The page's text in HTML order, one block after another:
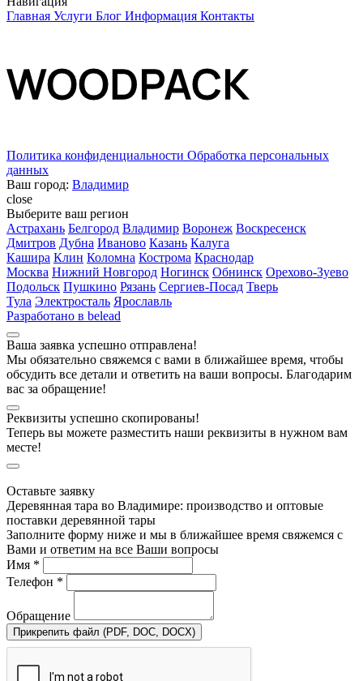
Главная Услуги Блог Информация Контакты
Политика конфиденциальности Обработка персональных
данных
Ваш город: Владимир
close
Выберите ваш регион
Астрахань Белгород Владимир Воронеж Воскресенск
Дмитров Дубна Иваново Казань Калуга
Кашира Клин Коломна Кострома Краснодар
Москва Нижний Новгород Ногинск Обнинск Орехово-Зуево
Подольск Пушкино Рязань Сергиев-Посад Тверь
Тула Электросталь Ярославль
Разработано в belead
Ваша заявка успешно отправлена!
Мы обязательно свяжемся с вами в ближайшее время, чтобы
обсудить все детали и ответить на ваши вопросы. Благодарим
вас за обращение!
Реквизиты успешно скопированы!
Теперь вы можете разместить наши реквизиты в нужном вам
месте!
Оставьте заявку
Деревянная тара во Владимире: производство и оптовые
поставки деревянной тары
Заполните форму ниже и мы в ближайшее время свяжемся с
Вами и ответим на все Ваши вопросы
Имя *
Телефон *
Обращение
Прикрепить файл (PDF, DOC, DOCX)